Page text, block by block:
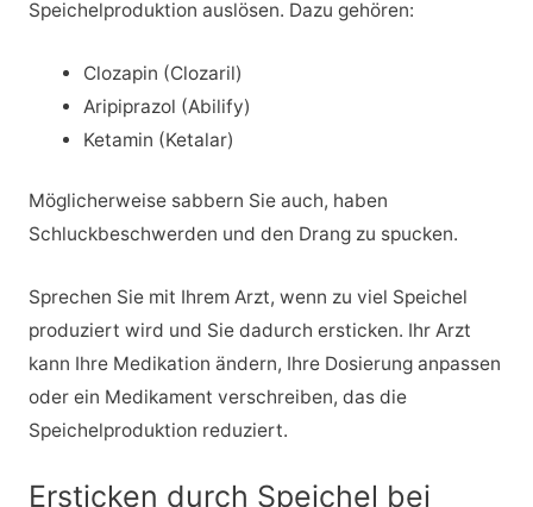
Speichelproduktion auslösen. Dazu gehören:
Clozapin (Clozaril)
Aripiprazol (Abilify)
Ketamin (Ketalar)
Möglicherweise sabbern Sie auch, haben
Schluckbeschwerden und den Drang zu spucken.
Sprechen Sie mit Ihrem Arzt, wenn zu viel Speichel
produziert wird und Sie dadurch ersticken. Ihr Arzt
kann Ihre Medikation ändern, Ihre Dosierung anpassen
oder ein Medikament verschreiben, das die
Speichelproduktion reduziert.
Ersticken durch Speichel bei